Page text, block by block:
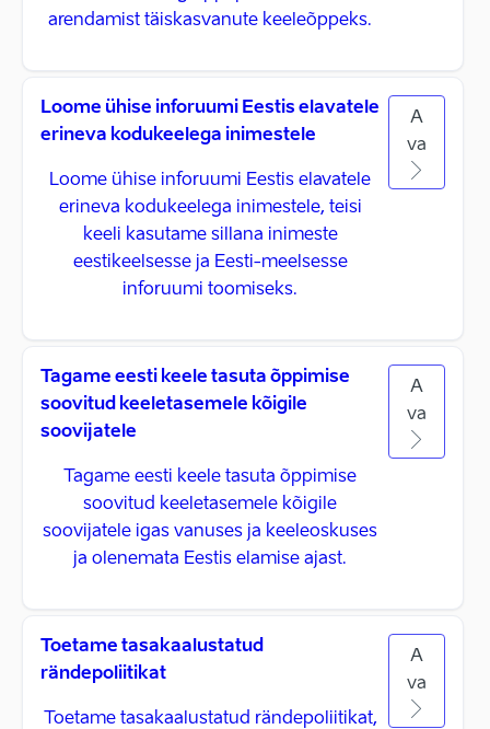
arendamist täiskasvanute keeleõppeks.
Loome ühise inforuumi Eestis elavatele
erineva kodukeelega inimestele
Loome ühise inforuumi Eestis elavatele
erineva kodukeelega inimestele, teisi
keeli kasutame sillana inimeste
eestikeelsesse ja Eesti-meelsesse
inforuumi toomiseks.
A
va
Tagame eesti keele tasuta õppimise
soovitud keeletasemele kõigile
soovijatele
Tagame eesti keele tasuta õppimise
soovitud keeletasemele kõigile
soovijatele igas vanuses ja keeleoskuses
ja olenemata Eestis elamise ajast.
A
va
Toetame tasakaalustatud
rändepoliitikat
Toetame tasakaalustatud rändepoliitikat,
A
va